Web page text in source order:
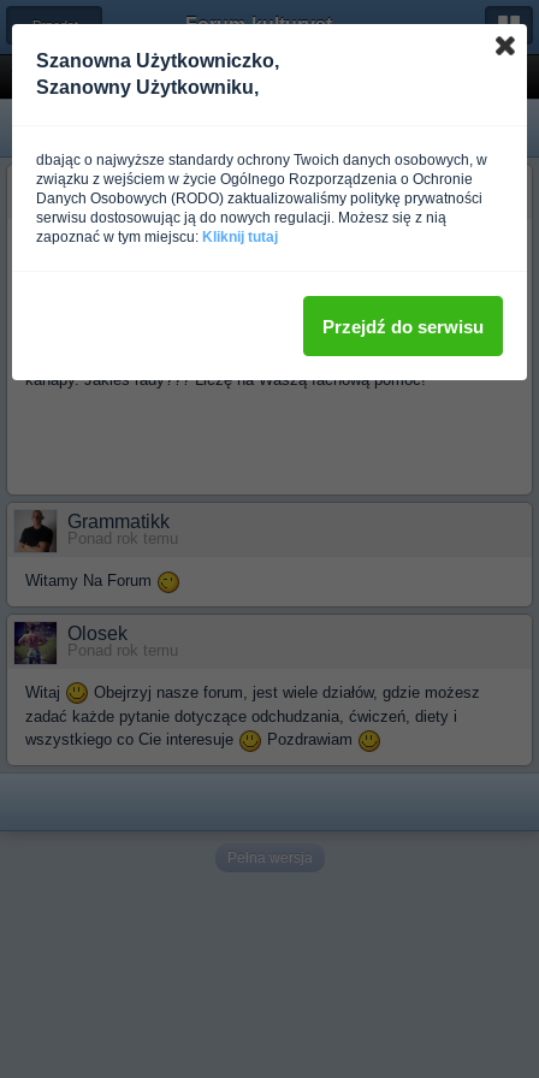
← Przedstaw Się Forum-kulturystyka.pl
Witajcie!
sylwia90
Ponad rok temu
Hej. Zarejestrowałam się na waszym forum głównie ze względu na
miałam żadnych problemów z wagą, jestem bardzo aktywną osobą,
on natomiast jest moim przeciwieństwem- domator przywiązany do
kanapy. Jakieś rady??? Liczę na Waszą fachową pomoc!
Grammatikk
Ponad rok temu
Witamy Na Forum
Olosek
Ponad rok temu
Witaj
Obejrzyj nasze forum, jest wiele działów, gdzie możesz
zadać każde pytanie dotyczące odchudzania, ćwiczeń, diety i
wszystkiego co Cie interesuje
Pozdrawiam
Pełna wersja
Szanowna Użytkowniczko,
Szanowny Użytkowniku,
dbając o najwyższe standardy ochrony Twoich danych osobowych, w
związku z wejściem w życie Ogólnego Rozporządzenia o Ochronie
Danych Osobowych (RODO) zaktualizowaliśmy politykę prywatności
serwisu dostosowując ją do nowych regulacji. Możesz się z nią
zapoznać w tym miejscu: Kliknij tutaj
Przejdź do serwisu